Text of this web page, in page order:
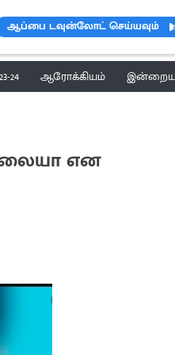
ஆப்பை டவுன்லோட் செய்யவும்
24 ஆரோக்கியம் இன்றைய
என